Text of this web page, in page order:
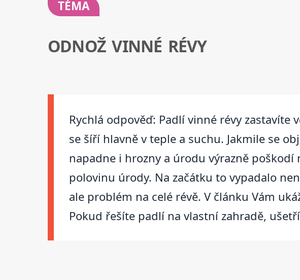
TÉMA
ODNOŽ VINNÉ RÉVY
Rychlá odpověď: Padlí vinné révy
se šíří hlavně v teple a suchu. Jakmile se
napadne i hrozny a úrodu výrazně
polovinu úrody. Na začátku to vypadalo
ale problém na celé révě. V článku Vám
Pokud řešíte padlí na vlastní zahradě,